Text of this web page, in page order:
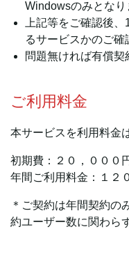
Windowsのみとなり
上記等をご確認後
るサービスかのご確
問題無ければ有償
ご利用料金
本サービスを利用料金
初期費：２０，０００
年間ご利用料金：１２
＊ご契約は年間契約の
約ユーザー数に関わら